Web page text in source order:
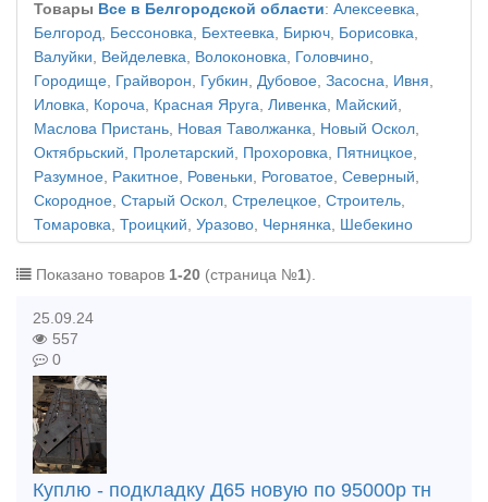
Товары Все в Белгородской области: Алексеевка,
Белгород, Бессоновка, Бехтеевка, Бирюч, Борисовка,
Валуйки, Вейделевка, Волоконовка, Головчино,
Городище, Грайворон, Губкин, Дубовое, Засосна, Ивня,
Иловка, Короча, Красная Яруга, Ливенка, Майский,
Маслова Пристань, Новая Таволжанка, Новый Оскол,
Октябрьский, Пролетарский, Прохоровка, Пятницкое,
Разумное, Ракитное, Ровеньки, Роговатое, Северный,
Скородное, Старый Оскол, Стрелецкое, Строитель,
Томаровка, Троицкий, Уразово, Чернянка, Шебекино
Показано товаров 1-20 (страница №1).
25.09.24
557
0
Куплю - подкладку Д65 новую по 95000р тн